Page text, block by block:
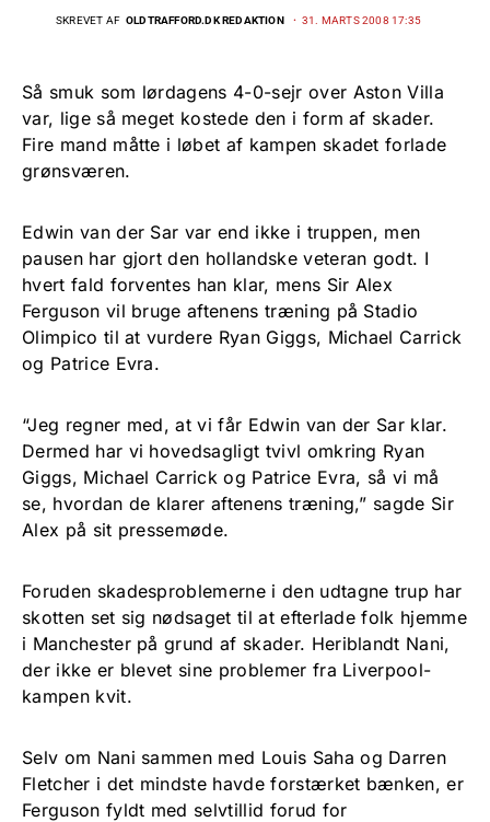
SKREVET AF OLDTRAFFORD.DK REDAKTION 31. MARTS 2008 17:35
Så smuk som lørdagens 4-0-sejr over Aston Villa
var, lige så meget kostede den i form af skader.
Fire mand måtte i løbet af kampen skadet forlade
grønsværen.
Edwin van der Sar var end ikke i truppen, men
pausen har gjort den hollandske veteran godt. I
hvert fald forventes han klar, mens Sir Alex
Ferguson vil bruge aftenens træning på Stadio
Olimpico til at vurdere Ryan Giggs, Michael Carrick
og Patrice Evra.
“Jeg regner med, at vi får Edwin van der Sar klar.
Dermed har vi hovedsagligt tvivl omkring Ryan
Giggs, Michael Carrick og Patrice Evra, så vi må
se, hvordan de klarer aftenens træning,” sagde Sir
Alex på sit pressemøde.
Foruden skadesproblemerne i den udtagne trup har
skotten set sig nødsaget til at efterlade folk hjemme
i Manchester på grund af skader. Heriblandt Nani,
der ikke er blevet sine problemer fra Liverpool-
kampen kvit.
Selv om Nani sammen med Louis Saha og Darren
Fletcher i det mindste havde forstærket bænken, er
Ferguson fyldt med selvtillid forud for